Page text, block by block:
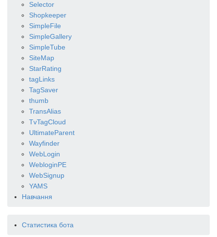
Selector
Shopkeeper
SimpleFile
SimpleGallery
SimpleTube
SiteMap
StarRating
tagLinks
TagSaver
thumb
TransAlias
TvTagCloud
UltimateParent
Wayfinder
WebLogin
WebloginPE
WebSignup
YAMS
Навчання
Статистика бота